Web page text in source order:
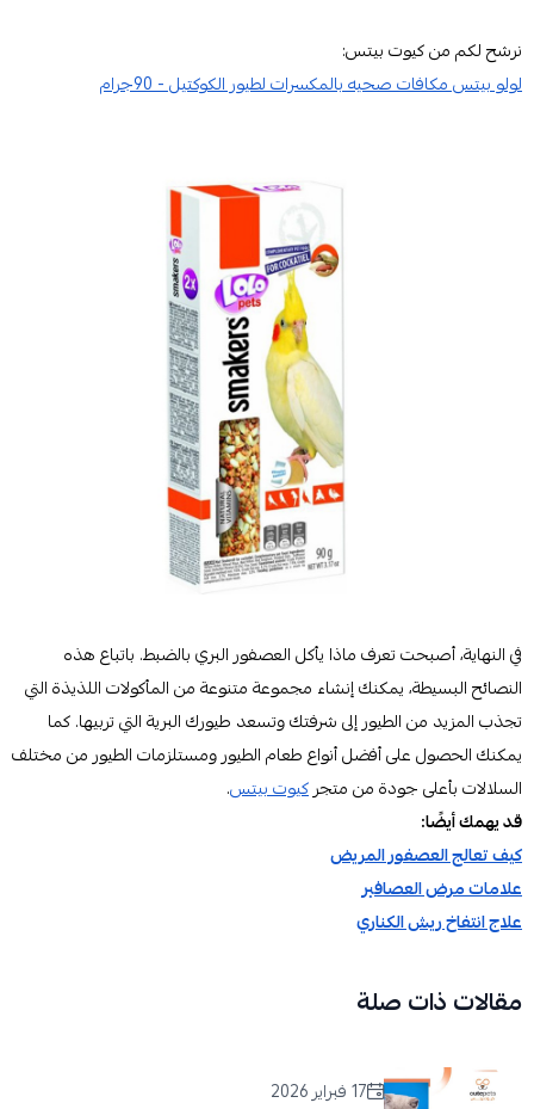
نرشح لكم من كيوت بيتس:
لولو بيتس مكافات صحيه بالمكسرات لطيور الكوكتيل - 90جرام
في النهاية، أصبحت تعرف ماذا يأكل العصفور البري بالضبط. باتباع هذه
النصائح البسيطة، يمكنك إنشاء مجموعة متنوعة من المأكولات اللذيذة التي
تجذب المزيد من الطيور إلى شرفتك وتسعد طيورك البرية التي تربيها. كما
يمكنك الحصول على أفضل أنواع طعام الطيور ومستلزمات الطيور من مختلف
السلالات بأعلى جودة من متجركيوت بيتس.
قد يهمك أيضًا:
كيف تعالج العصفور المريض
علامات مرض العصافير
علاج انتفاخ ريش الكناري
مقالات ذات صلة
17 فبراير 2026